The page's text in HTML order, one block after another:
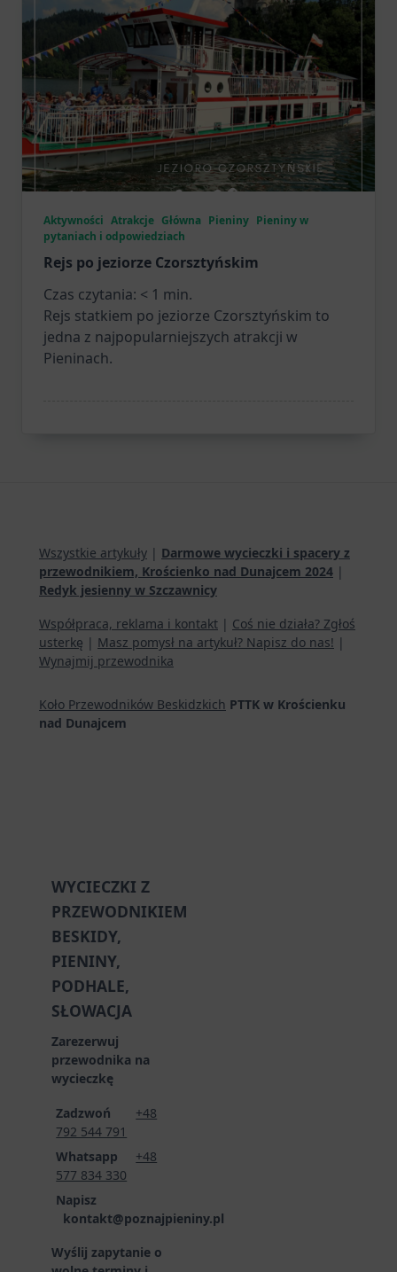
Aktywności Atrakcje Główna Pieniny Pieniny w
pytaniach i odpowiedziach
Rejs po jeziorze Czorsztyńskim
Czas czytania: < 1 min.
Rejs statkiem po jeziorze Czorsztyńskim to
jedna z najpopularniejszych atrakcji w
Pieninach.
Wszystkie artykuły | Darmowe wycieczki i spacery z
przewodnikiem, Krościenko nad Dunajcem 2024 |
Redyk jesienny w Szczawnicy
Współpraca, reklama i kontakt | Coś nie działa? Zgłoś
usterkę | Masz pomysł na artykuł? Napisz do nas! |
Wynajmij przewodnika
Koło Przewodników Beskidzkich PTTK w Krościenku
nad Dunajcem
WYCIECZKI Z
PRZEWODNIKIEM
BESKIDY,
PIENINY,
PODHALE,
SŁOWACJA
Zarezerwuj
przewodnika na
wycieczkę
Zadzwoń +48
792 544 791
Whatsapp +48
577 834 330
Napisz
kontakt@poznajpieniny.pl
Wyślij zapytanie o